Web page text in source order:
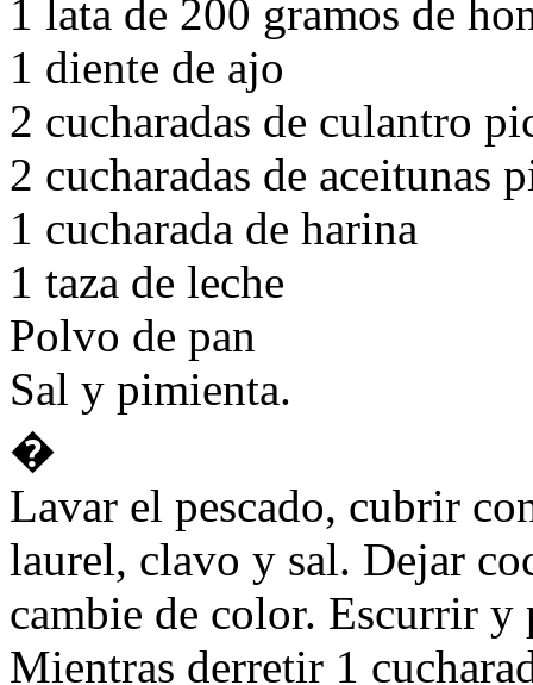
1 lata de 200 gramos de
1 diente de ajo
2 cucharadas de culantro
2 cucharadas de aceitunas
1 cucharada de harina
1 taza de leche
Polvo de pan
Sal y pimienta.
�
Lavar el pescado, cubrir
laurel, clavo y sal. Dejar
cambie de color. Escurrir y
Mientras derretir 1